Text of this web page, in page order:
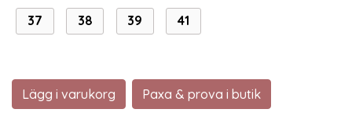
37 38 39 41
Lägg i varukorg Paxa & prova i butik